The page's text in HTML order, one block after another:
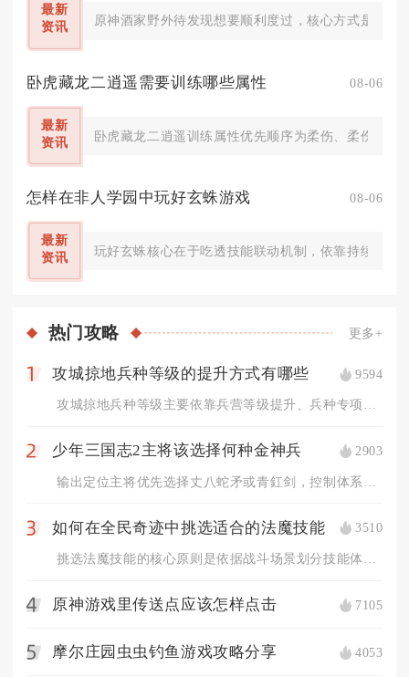
最新
资讯
原神酒家野外待发现想要顺利度过，核心方式是留
卧虎藏龙二逍遥需要训练哪些属性 08-06
最新
资讯
卧虎藏龙二逍遥训练属性优先顺序为柔伤、柔伤暴
怎样在非人学园中玩好玄蛛游戏 08-06
最新
资讯
玩好玄蛛核心在于吃透技能联动机制，依靠持续消
热门攻略 更多+
攻城掠地兵种等级的提升方式有哪些 9594
攻城掠地兵种等级主要依靠兵营等级提升、兵种专项科技研发、兵营...
2 少年三国志2主将该选择何种金神兵 2903
3 如何在全民奇迹中挑选适合的法魔技能 3510
4 原神游戏里传送点应该怎样点击 7105
5 摩尔庄园虫虫钓鱼游戏攻略分享 4053